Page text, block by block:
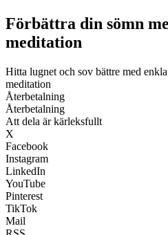
Förbättra din sömn
meditation
Hitta lugnet och sov bättre med
meditation
Återbetalning
Återbetalning
Att dela är kärleksfullt
X
Facebook
Instagram
LinkedIn
YouTube
Pinterest
TikTok
Mail